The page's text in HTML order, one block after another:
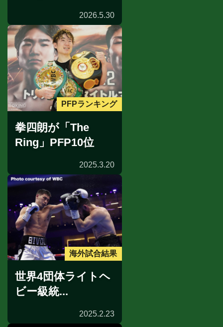
2026.5.30
PFPランキング
拳四朗が「The
Ring」PFP10位
2025.3.20
海外試合結果
世界4団体ライトヘ
ビー級統...
2025.2.23